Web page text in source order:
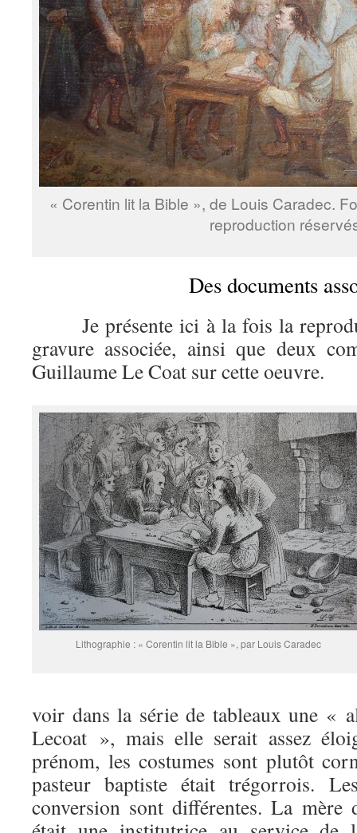
« Corentin lit la Bible », de Louis Caradec.
reproduction
Des documents
Je présente ici à la fois la
gravure associée, ainsi que deux
Guillaume Le Coat sur cette oeuvre.
Lithographie : « Corentin lit la Bible », par Louis Caradec
voir dans la série de tableaux une «
Lecoat », mais elle serait assez
prénom, les costumes sont plutôt
pasteur baptiste était trégorrois.
conversion sont différentes. La